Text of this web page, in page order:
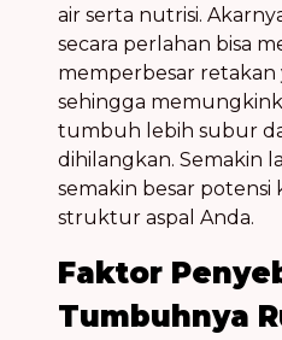
air serta nutrisi.
secara perlahan bisa
memperbesar retakan
sehingga
tumbuh lebih subur
dihilangkan. Semakin
semakin besar potensi
struktur aspal Anda.
Faktor
Tumbuhnya